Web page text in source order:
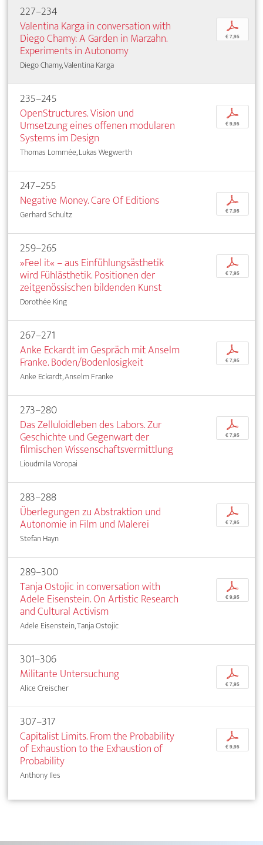
227–234
Valentina Karga in conversation with
Diego Chamy: A Garden in Marzahn.
Experiments in Autonomy
Diego Chamy, Valentina Karga
p
€ 7,95
235–245
OpenStructures. Vision und
Umsetzung eines offenen modularen
Systems im Design
Thomas Lommée, Lukas Wegwerth
p
€ 9,95
247–255
Negative Money. Care Of Editions
Gerhard Schultz
p
€ 7,95
259–265
»Feel it« – aus Einfühlungsästhetik
wird Fühlästhetik. Positionen der
zeitgenössischen bildenden Kunst
Dorothée King
p
€ 7,95
267–271
Anke Eckardt im Gespräch mit Anselm
Franke. Boden/Bodenlosigkeit
Anke Eckardt, Anselm Franke
p
€ 7,95
273–280
Das Zelluloidleben des Labors. Zur
Geschichte und Gegenwart der
filmischen Wissenschaftsvermittlung
Lioudmila Voropai
p
€ 7,95
283–288
Überlegungen zu Abstraktion und
Autonomie in Film und Malerei
Stefan Hayn
p
€ 7,95
289–300
Tanja Ostojic in conversation with
Adele Eisenstein. On Artistic Research
and Cultural Activism
Adele Eisenstein, Tanja Ostojic
p
€ 9,95
301–306
Militante Untersuchung
Alice Creischer
p
€ 7,95
307–317
Capitalist Limits. From the Probability
of Exhaustion to the Exhaustion of
Probability
Anthony Iles
p
€ 9,95